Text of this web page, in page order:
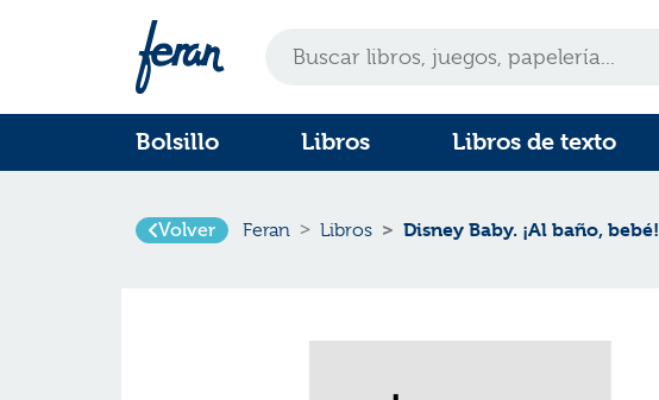
Bolsillo Libros Libros de texto
Volver Feran Libros Disney Baby. ¡Al baño, bebé!